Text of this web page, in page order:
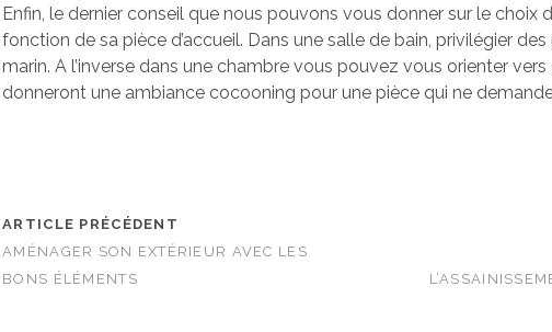
Enfin, le dernier conseil que nous pouvons vous donner sur le choix
fonction de sa pièce d’accueil. Dans une salle de bain, privilégier
marin. A l’inverse dans une chambre vous pouvez vous orienter
donneront une ambiance cocooning pour une pièce qui ne
ARTICLE PRÉCÉDENT
AMÉNAGER SON EXTÉRIEUR AVEC LES
BONS ÉLÉMENTS